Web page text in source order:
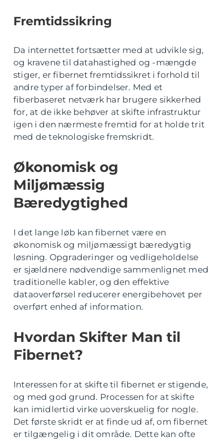
Fremtidssikring
Da internettet fortsætter med at udvikle sig,
og kravene til datahastighed og -mængde
stiger, er fibernet fremtidssikret i forhold til
andre typer af forbindelser. Med et
fiberbaseret netværk har brugere sikkerhed
for, at de ikke behøver at skifte infrastruktur
igen i den nærmeste fremtid for at holde trit
med de teknologiske fremskridt.
Økonomisk og
Miljømæssig
Bæredygtighed
I det lange løb kan fibernet være en
økonomisk og miljømæssigt bæredygtig
løsning. Opgraderinger og vedligeholdelse
er sjældnere nødvendige sammenlignet med
traditionelle kabler, og den effektive
dataoverførsel reducerer energibehovet per
overført enhed af information.
Hvordan Skifter Man til
Fibernet?
Interessen for at skifte til fibernet er stigende,
og med god grund. Processen for at skifte
kan imidlertid virke uoverskuelig for nogle.
Det første skridt er at finde ud af, om fibernet
er tilgængelig i dit område. Dette kan ofte